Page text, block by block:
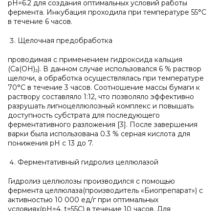
pH=6.2 для создания оптимальных условий работы
фермента. Инкубация проходила при температуре 55°C
в течение 6 часов.
Щелочная предобработка
проводимая с применением гидроксида кальция
(Ca(OH)₂). В данном случае использовался 6 % раствор
щелочи, а обработка осуществлялась при температуре
70°C в течение 3 часов. Соотношение массы бумаги к
раствору составляло 1:12, что позволяло эффективно
разрушать лигноцеллюлозный комплекс и повышать
доступность субстрата для последующего
ферментативного разложения [3]. После завершения
варки была использована 0.3 % серная кислота для
понижения pH с 13 до 7.
Ферментативный гидролиз целлюлазой
Гидролиз целлюлозы производился с помощью
фермента целлюлаза(производитель «Биопрепарат») с
активностью 10 000 ед/г при оптимальных
условиях(pH=4, t=55C) в течение 10 часов. Для